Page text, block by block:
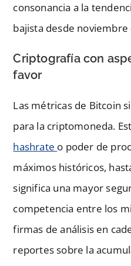
consonancia a la
bajista desde noviembre
Criptografía con
favor
Las métricas de Bitcoin
para la criptomoneda.
hashrate o poder de
máximos históricos,
significa una mayor
competencia entre los
firmas de análisis en
reportes sobre la